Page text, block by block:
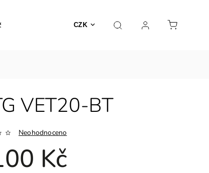
CZK
VET20-BT
Neohodnoceno
Kč